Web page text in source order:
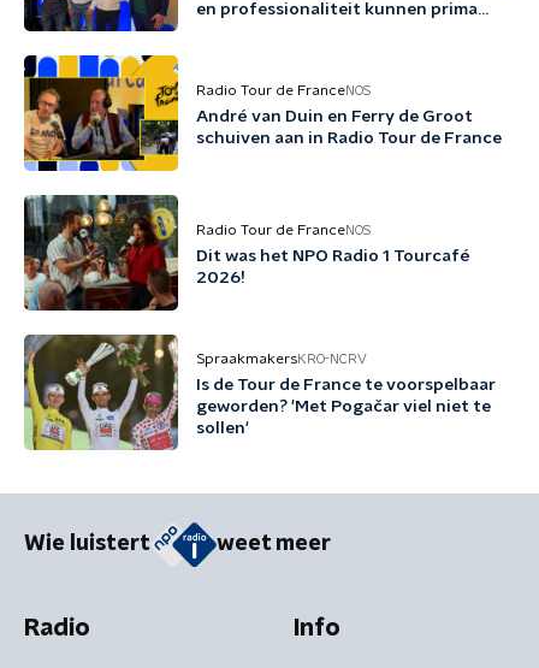
en professionaliteit kunnen prima
Radio Tour de FranceNOS
André van Duin en Ferry de Groot
schuiven aan in Radio Tour de France
Radio Tour de FranceNOS
Dit was het NPO Radio 1 Tourcafé
2026!
SpraakmakersKRO-NCRV
Is de Tour de France te voorspelbaar
geworden? 'Met Pogačar viel niet te
sollen'
Wie luistert weet meer
Radio Info